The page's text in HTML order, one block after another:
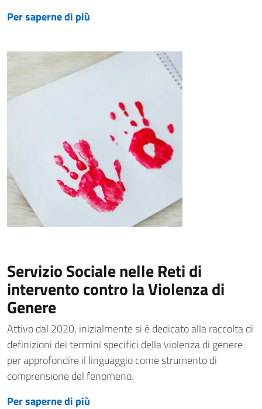
Per saperne di più
Servizio Sociale nelle Reti di
intervento contro la Violenza di
Genere
Attivo dal 2020, inizialmente si è dedicato alla raccolta di
definizioni dei termini specifici della violenza di genere
per approfondire il linguaggio come strumento di
comprensione del fenomeno.
Per saperne di più